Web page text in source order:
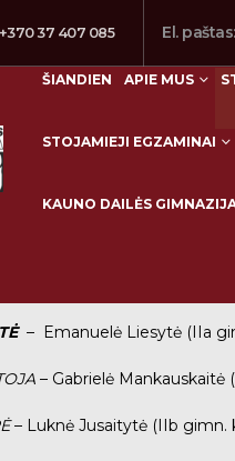
+370 37 407 085 El. paštas:
ŠIANDIEN APIE MUS
STOJAMIEJI EGZAMINAI
KAUNO DAILĖS
– Emanuelė Liesytė (IIa
– Gabrielė Mankauskaitė
– Luknė Jusaitytė (IIb gimn.